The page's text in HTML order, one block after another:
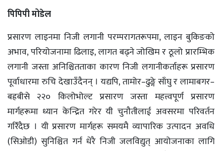
पिपिपी मोडेल
प्रसारण लाइनमा निजी लगानी परम्परागतरूपमा, लाइन बुकिङको
अभाव, परियोजनामा ढिलाइ, लागत बढ्ने जोखिम र ठूलो प्रारम्भिक
लगानी जस्ता अनिश्चितताका कारण निजी लगानीकर्ताहरू प्रसारण
पूर्वाधारमा रुचि देखाउँदैनन् । यद्यपि, तामोर–ढुङ्गे साँघु र लामाबगर–
बह्रबीसे २२० किलोभोल्ट प्रसारण जस्ता महत्त्वपूर्ण प्रसारण
मार्गहरूमा ध्यान केन्द्रित गरेर यी चुनौतीलाई अवसरमा परिवर्तन
गरिँदैछ । यी प्रसारण मार्गहरू समयमै व्यापारिक उत्पादन अवधि
(सिओडी) सुनिश्चित गर्न धेरै निजी जलविद्युत् आयोजनाका लागि